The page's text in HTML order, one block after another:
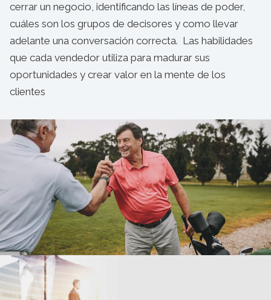
cerrar un negocio, identificando las líneas de poder,
cuáles son los grupos de decisores y como llevar
adelante una conversación correcta. Las habilidades
que cada vendedor utiliza para madurar sus
oportunidades y crear valor en la mente de los
clientes